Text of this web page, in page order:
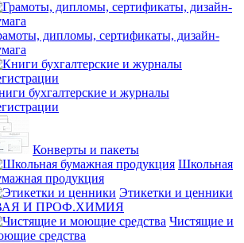
дипломы, сертификаты, дизайн-
бухгалтерские и журналы
Конверты и пакеты
Школьная
продукция
Этикетки и ценники
И ПРОФ.ХИМИЯ
Чистящие и
средства